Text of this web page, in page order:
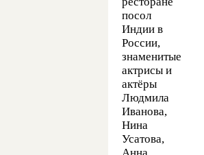
посол
Индии в
России,
знаменитые
актрисы и
актёры
Людмила
Иванова,
Нина
Усатова,